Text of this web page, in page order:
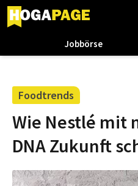
Jobbörse
Foodtrends
Wie Nestlé mit
DNA Zukunft